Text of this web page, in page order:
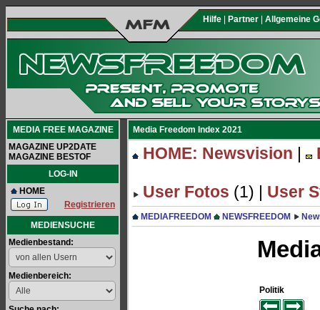
Hilfe Partner Allgemeine
MEDIA FREE MAGAZINE
MAGAZINE UP2DATE
MAGAZINE BESTOF
LOG-IN
HOME
Registrieren
MEDIENSUCHE
Medienbestand:
Medienbereich:
Media Freedom Index 2021
HOME: Newsvision |
User Fotos (1) | User
MEDIAFREEDOM NEWSFREEDOM
Politik